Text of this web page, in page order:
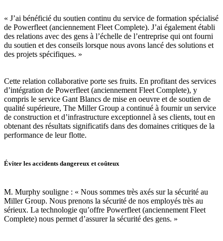
« J’ai bénéficié du soutien continu du service de formation spécialisé
de Powerfleet (anciennement Fleet Complete). J’ai également établi
des relations avec des gens à l’échelle de l’entreprise qui ont fourni
du soutien et des conseils lorsque nous avons lancé des solutions et
des projets spécifiques. »
Cette relation collaborative porte ses fruits. En profitant des services
d’intégration de Powerfleet (anciennement Fleet Complete), y
compris le service Gant Blancs de mise en oeuvre et de soutien de
qualité supérieure, The Miller Group a continué à fournir un service
de construction et d’infrastructure exceptionnel à ses clients, tout en
obtenant des résultats significatifs dans des domaines critiques de la
performance de leur flotte.
Éviter les accidents dangereux et coûteux
M. Murphy souligne : « Nous sommes très axés sur la sécurité au
Miller Group. Nous prenons la sécurité de nos employés très au
sérieux. La technologie qu’offre Powerfleet (anciennement Fleet
Complete) nous permet d’assurer la sécurité des gens. »